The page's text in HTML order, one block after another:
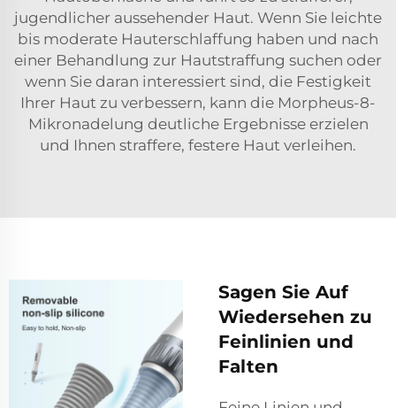
jugendlicher aussehender Haut. Wenn Sie leichte
bis moderate Hauterschlaffung haben und nach
einer Behandlung zur Hautstraffung suchen oder
wenn Sie daran interessiert sind, die Festigkeit
Ihrer Haut zu verbessern, kann die Morpheus-8-
Mikronadelung deutliche Ergebnisse erzielen
und Ihnen straffere, festere Haut verleihen.
Sagen Sie Auf
Wiedersehen zu
Feinlinien und
Falten